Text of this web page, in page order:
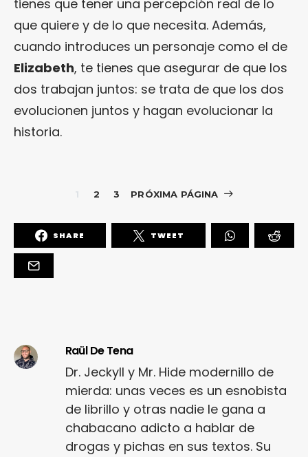
tienes que tener una percepción real de lo
que quiere y de lo que necesita. Además,
cuando introduces un personaje como el de
Elizabeth, te tienes que asegurar de que los
dos trabajan juntos: se trata de que los dos
evolucionen juntos y hagan evolucionar la
historia.
1 2 3 PRÓXIMA PÁGINA
SHARE TWEET
Raül De Tena
Dr. Jeckyll y Mr. Hide modernillo de
mierda: unas veces es un esnobista
de librillo y otras nadie le gana a
chabacano adicto a hablar de
drogas y pichas en sus textos. Su